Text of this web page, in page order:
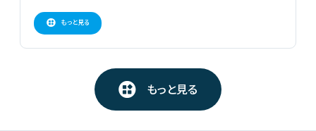
もっと見る
もっと見る